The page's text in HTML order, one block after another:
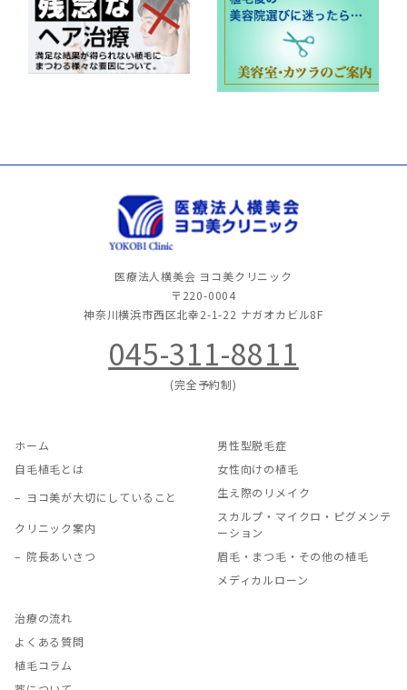
医療法人横美会 ヨコ美クリニック
〒220-0004
神奈川横浜市西区北幸2-1-22 ナガオカビル8F
045-311-8811
(完全予約制)
ホーム
自毛植毛とは
ヨコ美が大切にしていること
クリニック案内
院長あいさつ
男性型脱毛症
女性向けの植毛
生え際のリメイク
スカルプ・マイクロ・ピグメンテ
ーション
眉毛・まつ毛・その他の植毛
メディカルローン
治療の流れ
よくある質問
植毛コラム